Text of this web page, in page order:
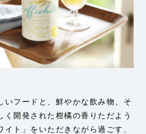
いフードと、鮮やかな飲み物、そ
く開発された柑橘の香りただよう
ト」をいただきながら過ごす、